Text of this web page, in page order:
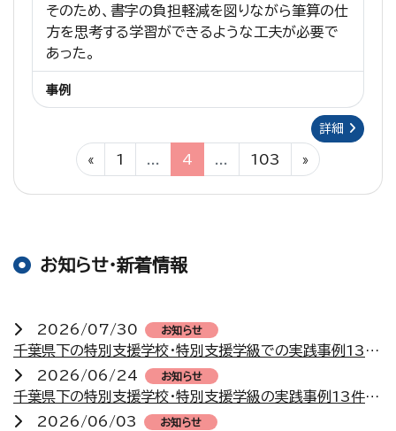
そのため、書字の負担軽減を図りながら筆算の仕
方を思考する学習ができるような工夫が必要で
あった。
事例
詳細
« 1 4 103 »
お知らせ・新着情報
2026/07/30 お知らせ
千葉県下の特別支援学校・特別支援学級での実践事例13件を掲載しました
2026/06/24
お知らせ
千葉県下の特別支援学校・特別支援学級の実践事例13件を掲載しました
2026/06/03
お知らせ